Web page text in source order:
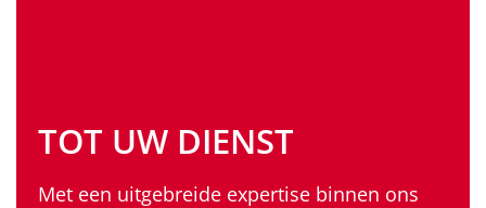
TOT UW DIENST
Met een uitgebreide expertise binnen ons